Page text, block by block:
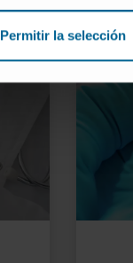
Permitir la selección